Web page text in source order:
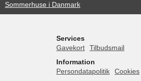
Sommerhuse i Danmark
Services
Gavekort
Tilbudsmail
Information
Persondatapolitik
Cookies